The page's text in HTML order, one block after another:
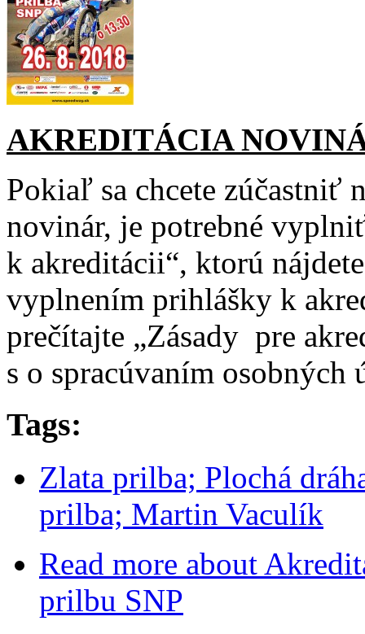
AKREDITÁCIA
Pokiaľ sa chcete zúčastniť
novinár, je potrebné
k akreditácii“, ktorú
vyplnením prihlášky k
prečítajte „Zásady pre
s o spracúvaním osobných
Tags:
Zlata prilba; Plochá
prilba; Martin Vaculík
Read more about
prilbu SNP